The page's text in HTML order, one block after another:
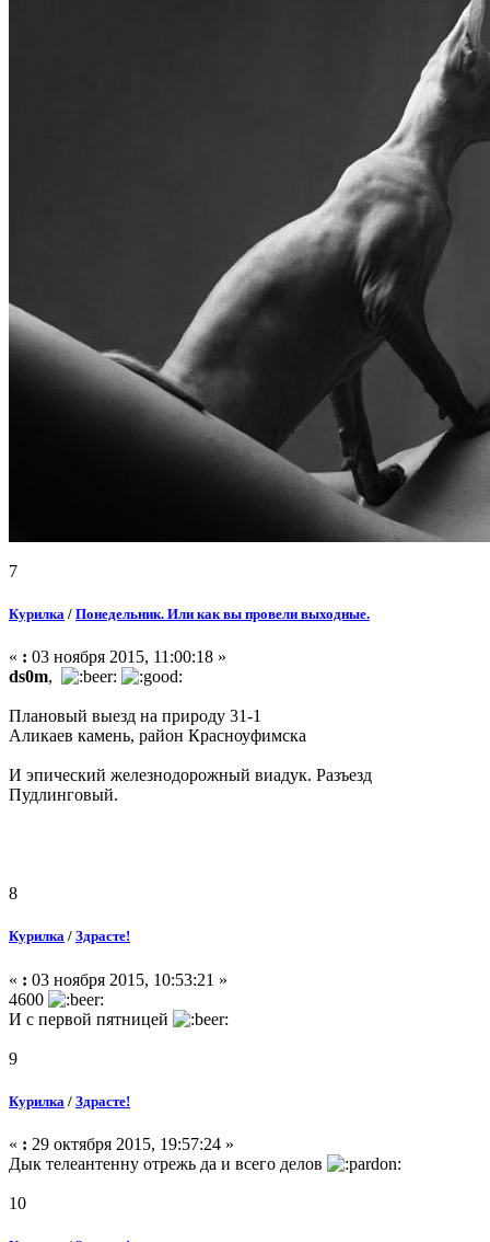
7
Курилка / Понедельник. Или как вы провели выходные.
« : 03 ноября 2015, 11:00:18 »
ds0m,
Плановый выезд на природу 31-1
Аликаев камень, район Красноуфимска
И эпический железнодорожный виадук. Разъезд
Пудлинговый.
8
Курилка / Здрасте!
« : 03 ноября 2015, 10:53:21 »
4600
И с первой пятницей
9
Курилка / Здрасте!
« : 29 октября 2015, 19:57:24 »
Дык телеантенну отрежь да и всего делов
10